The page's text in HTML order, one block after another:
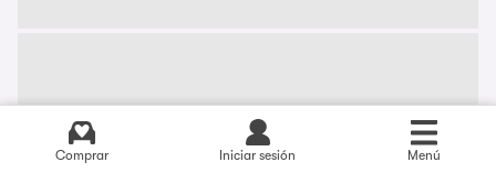
Comprar Iniciar sesión Menú